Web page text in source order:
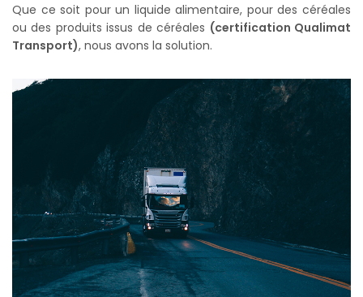
Que ce soit pour un liquide alimentaire, pour des céréales
ou des produits issus de céréales (certification Qualimat
Transport), nous avons la solution.